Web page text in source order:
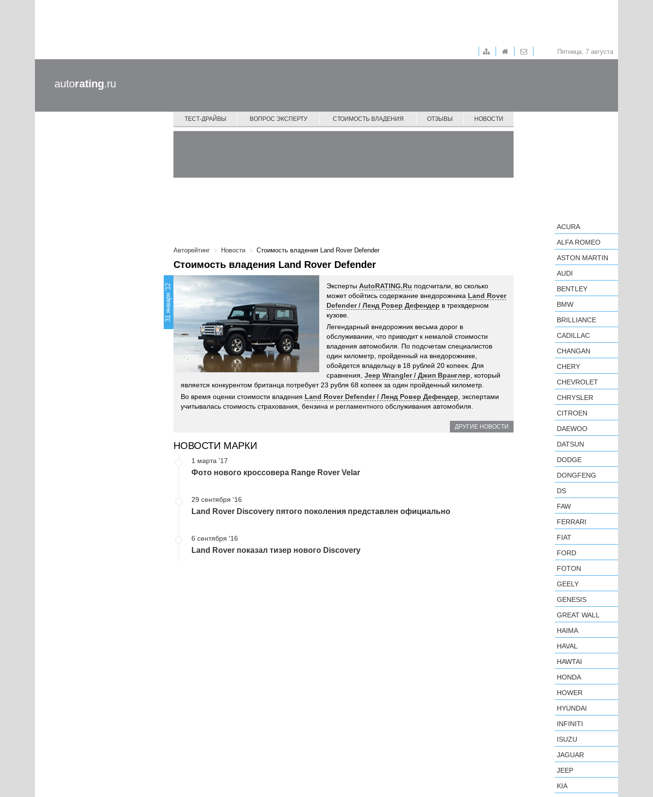
Пятница, 7 августа
autorating.ru
ТЕСТ-ДРАЙВЫ ВОПРОС ЭКСПЕРТУ СТОИМОСТЬ ВЛАДЕНИЯ ОТЗЫВЫ НОВОСТИ
Авторейтинг Новости Стоимость владения Land Rover Defender
Стоимость владения Land Rover Defender
31 января '12 Эксперты AutoRATING.Ru подсчитали, во сколько
может обойтись содержание внедорожника Land Rover
Defender / Ленд Ровер Дефендер в трехвдерном
кузове.
Легендарный внедорожник весьма дорог в
обслуживании, что приводит к немалой стоимости
владения автомобиля. По подсчетам специалистов
один километр, пройденный на внедорожнике,
обойдется владельцу в 18 рублей 20 копеек. Для
сравнения, Jeep Wrangler / Джип Вранглер , который
является конкурентом британца потребует 23 рубля 68 копеек за один пройденный километр.
Во время оценки стоимости владения Land Rover Defender / Ленд Ровер Дефендер , экспертами
учитывалась стоимость страхования, бензина и регламентного обслуживания автомобиля.
ДРУГИЕ НОВОСТИ
НОВОСТИ МАРКИ
1 марта '17
Фото нового кроссовера Range Rover Velar
29 сентября '16
Land Rover Discovery пятого поколения представлен официально
6 сентября '16
Land Rover показал тизер нового Discovery
ACURA
ALFA ROMEO
ASTON MARTIN
AUDI
BENTLEY
BMW
BRILLIANCE
CADILLAC
CHANGAN
CHERY
CHEVROLET
CHRYSLER
CITROEN
DAEWOO
DATSUN
DODGE
DONGFENG
DS
FAW
FERRARI
FIAT
FORD
FOTON
GEELY
GENESIS
GREAT WALL
HAIMA
HAVAL
HAWTAI
HONDA
HOWER
HYUNDAI
INFINITI
ISUZU
JAGUAR
JEEP
KIA